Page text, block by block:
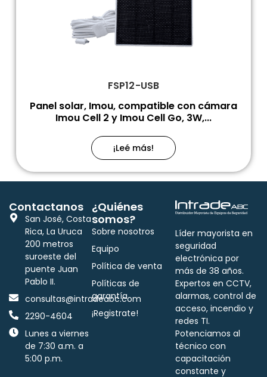
FSP12-USB
Panel solar, Imou, compatible con cámara
Imou Cell 2 y Imou Cell Go, 3W,...
¡Leé más!
Líder mayorista en
seguridad
electrónica por
más de 38 años.
Expertos en CCTV,
alarmas, control de
acceso, incendio y
redes TI.
Potenciamos al
técnico con
capacitación
constante y
¿Quiénes
somos?
Sobre nosotros
Equipo
Política de venta
Políticas de
garantía
¡Registrate!
Contactanos
San José, Costa
Rica, La Uruca
200 metros
suroeste del
puente Juan
Pablo II.
consultas@intradeabc.com
2290-4604
Lunes a viernes
de 7:30 a.m. a
5:00 p.m.